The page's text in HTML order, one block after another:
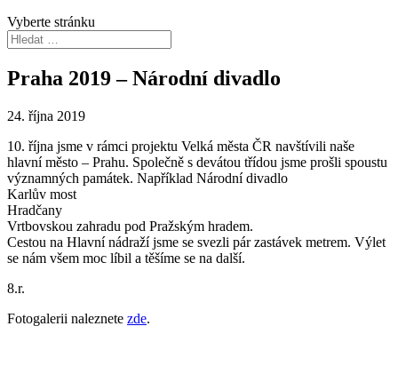
Vyberte stránku
Praha 2019 – Národní divadlo
24. října 2019
10. října jsme v rámci projektu Velká města ČR navštívili naše
hlavní město – Prahu. Společně s devátou třídou jsme prošli spoustu
významných památek. Například Národní divadlo
Karlův most
Hradčany
Vrtbovskou zahradu pod Pražským hradem.
Cestou na Hlavní nádraží jsme se svezli pár zastávek metrem. Výlet
se nám všem moc líbil a těšíme se na další.
8.r.
Fotogalerii naleznete zde.